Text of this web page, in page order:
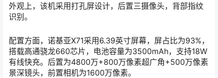
外观上，该机采用打孔屏设计，后置三摄像头，背部指纹
识别。
配置方面，诺基亚X71采用6.39英寸屏幕，屏占比为93%，
搭载高通骁龙660芯片，电池容量为3500mAh，支持18W
有线快充。后置为4800万+800万像素超广角+500万像素
景深镜头，前置相机为1600万像素。